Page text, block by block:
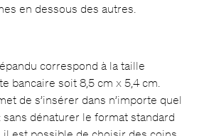
en dessous des autres.
correspond à la taille
bancaire soit 8,5 cm x 5,4 cm.
de s’insérer dans n’importe quel
dénaturer le format standard